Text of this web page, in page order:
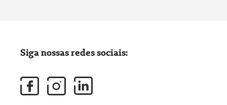
Siga nossas redes sociais: